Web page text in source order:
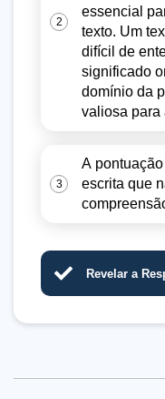
2
essencial
texto. Um
difícil de
significado
domínio da
valiosa para
3
A
escrita que
Revelar a